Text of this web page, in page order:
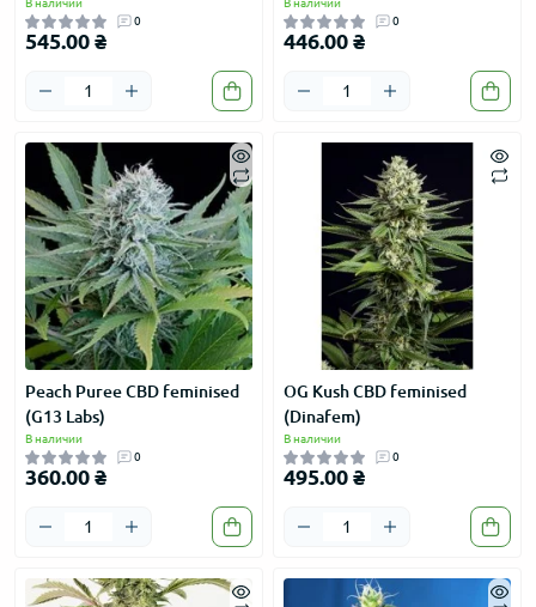
В наличии
0
545.00 ₴
В наличии
0
446.00 ₴
Peach Puree CBD feminised
(G13 Labs)
В наличии
0
360.00 ₴
OG Kush CBD feminised
(Dinafem)
В наличии
0
495.00 ₴